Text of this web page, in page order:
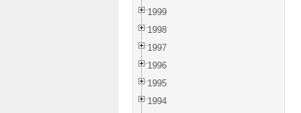
1999
1998
1997
1996
1995
1994